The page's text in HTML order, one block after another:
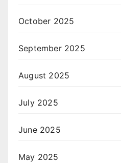
October 2025
September 2025
August 2025
July 2025
June 2025
May 2025